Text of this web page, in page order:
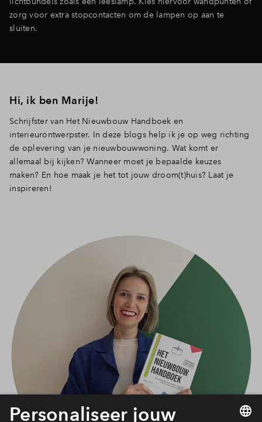
zorg voor extra stopcontacten om de lampen op aan te
sluiten.
Hi, ik ben Marije!
Schrijfster van Het Nieuwbouw Handboek en
interieurontwerpster. In deze blogs help ik je op weg richting
de oplevering van je nieuwbouwwoning. Wat komt er
allemaal bij kijken? Wanneer moet je bepaalde keuzes
maken? En hoe maak je het tot jouw droom(t)huis? Laat je
inspireren!